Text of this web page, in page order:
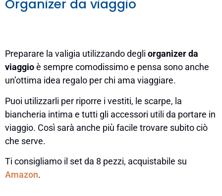
Organizer da viaggio
Preparare la valigia utilizzando degli organizer da
viaggioè sempre comodissimo e pensa sono anche
un’ottima idea regalo per chi ama viaggiare.
Puoi utilizzarli per riporre i vestiti, le scarpe, la
biancheria intima e tutti gli accessori utili da portare in
viaggio. Così sarà anche più facile trovare subito ciò
che serve.
Ti consigliamo il set da 8 pezzi, acquistabile su
Amazon.